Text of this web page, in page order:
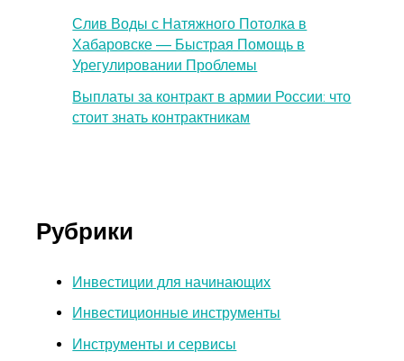
Слив Воды с Натяжного Потолка в
Хабаровске — Быстрая Помощь в
Урегулировании Проблемы
Выплаты за контракт в армии России: что
стоит знать контрактникам
Рубрики
Инвестиции для начинающих
Инвестиционные инструменты
Инструменты и сервисы